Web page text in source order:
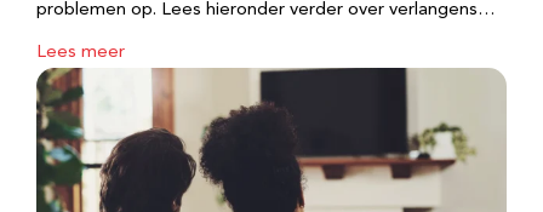
problemen op. Lees hieronder verder over verlangens…
Lees meer